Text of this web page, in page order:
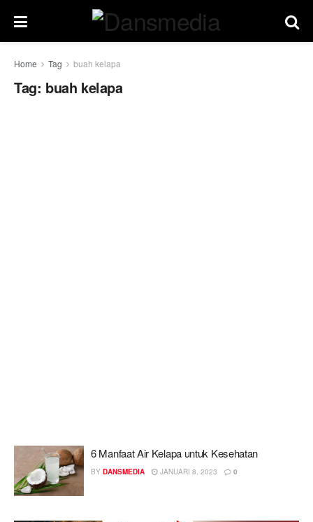
Home Tag buah kelapa
Tag: buah kelapa
6 Manfaat Air Kelapa untuk Kesehatan
BY DANSMEDIA JANUARI 8, 2023 0